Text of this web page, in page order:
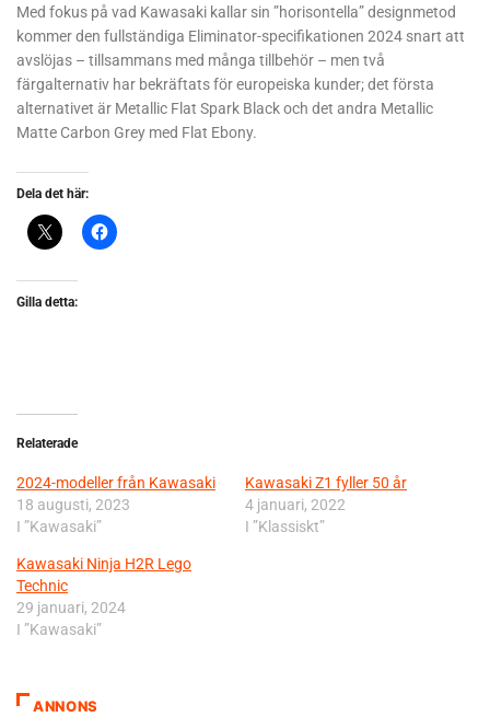
Med fokus på vad Kawasaki kallar sin ”horisontella” designmetod
kommer den fullständiga Eliminator-specifikationen 2024 snart att
avslöjas – tillsammans med många tillbehör – men två
färgalternativ har bekräftats för europeiska kunder; det första
alternativet är Metallic Flat Spark Black och det andra Metallic
Matte Carbon Grey med Flat Ebony.
Dela det här:
Gilla detta:
Relaterade
2024-modeller från Kawasaki
18 augusti, 2023
I ”Kawasaki”
Kawasaki Z1 fyller 50 år
4 januari, 2022
I ”Klassiskt”
Kawasaki Ninja H2R Lego
Technic
29 januari, 2024
I ”Kawasaki”
ANNONS